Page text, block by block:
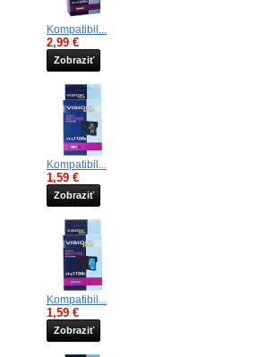
Kompatibil...
2,99 €
Zobraziť
Kompatibil...
1,59 €
Zobraziť
Kompatibil...
1,59 €
Zobraziť